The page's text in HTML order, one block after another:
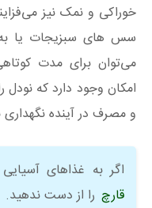
خوراکی و نمک نیز
سس های سبزیجات یا
می‌توان برای مدت
امکان وجود دارد که
و مصرف در آینده نگهداری
اگر به غذاهای
قارچ را از دست ندهید.